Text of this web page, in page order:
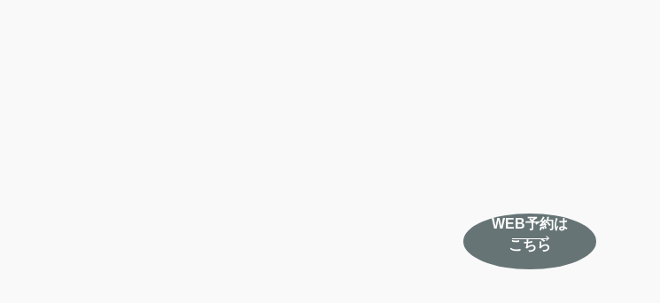
WEB予約は
こちら